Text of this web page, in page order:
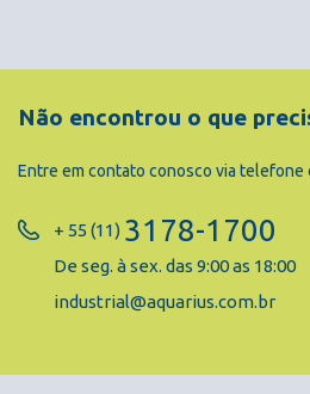
Não encontrou o que
Entre em contato conosco via telefone
+ 55 (11) 3178-1700
De seg. à sex. das 9:00 as 18:00
industrial@aquarius.com.br